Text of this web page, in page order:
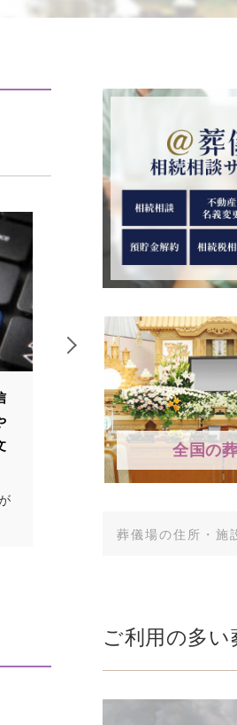
香典袋（不祝儀袋）の正
しい書き方｜表書きから
中袋、住所や名前の書き
方まで詳しく解説
全国の
ご利用の多い